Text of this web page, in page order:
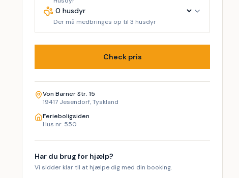
Der må medbringes op til 3 husdyr
Check pris
Von Barner Str. 15
19417 Jesendorf, Tyskland
Ferieboligsiden
Hus nr. 550
Har du brug for hjælp?
Vi sidder klar til at hjælpe dig med din booking.